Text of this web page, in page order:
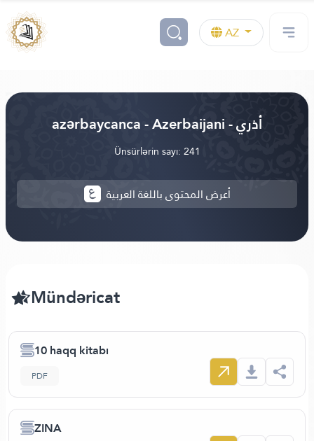
AZ
azərbaycanca - Azerbaijani - أذري
Ünsürlərin sayı: 241
أعرض المحتوى باللغة العربية
Mündəricat
10 haqq kitabı
PDF
ZINA